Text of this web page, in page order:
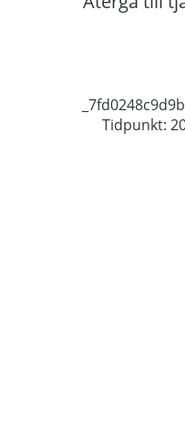
Tidpunkt: